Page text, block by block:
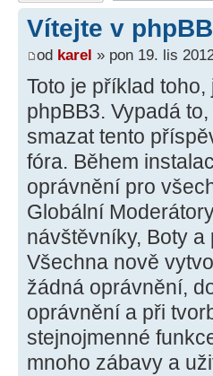
Vítejte v
od karel » pon 19. lis
Toto je příklad
phpBB3. Vypadá
smazat tento
fóra. Během
oprávnění pro
Globální
návštěvníky, Boty
Všechna nově
žádná oprávnění,
oprávnění a při
stejnojmenné
mnoho zábavy a